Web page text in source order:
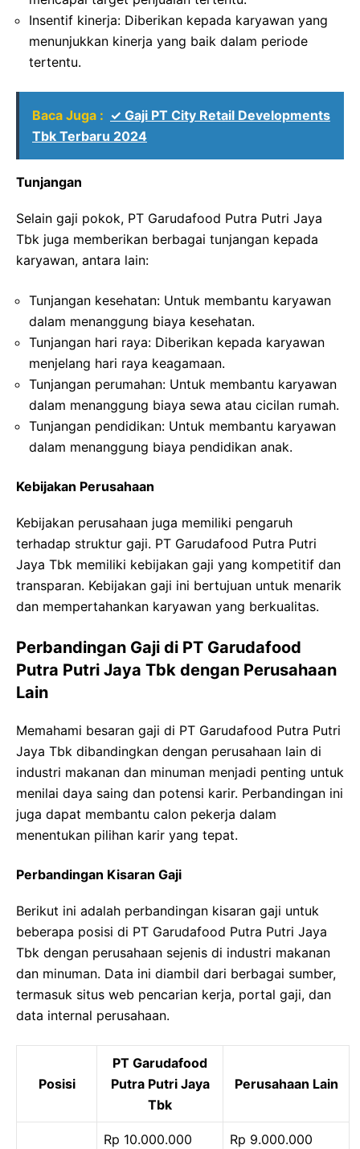
Insentif kinerja: Diberikan kepada karyawan yang
menunjukkan kinerja yang baik dalam periode
tertentu.
Baca Juga : ✓ Gaji PT City Retail Developments
Tbk Terbaru 2024
Tunjangan
Selain gaji pokok, PT Garudafood Putra Putri Jaya
Tbk juga memberikan berbagai tunjangan kepada
karyawan, antara lain:
Tunjangan kesehatan: Untuk membantu karyawan
dalam menanggung biaya kesehatan.
Tunjangan hari raya: Diberikan kepada karyawan
menjelang hari raya keagamaan.
Tunjangan perumahan: Untuk membantu karyawan
dalam menanggung biaya sewa atau cicilan rumah.
Tunjangan pendidikan: Untuk membantu karyawan
dalam menanggung biaya pendidikan anak.
Kebijakan Perusahaan
Kebijakan perusahaan juga memiliki pengaruh
terhadap struktur gaji. PT Garudafood Putra Putri
Jaya Tbk memiliki kebijakan gaji yang kompetitif dan
transparan. Kebijakan gaji ini bertujuan untuk menarik
dan mempertahankan karyawan yang berkualitas.
Perbandingan Gaji di PT Garudafood
Putra Putri Jaya Tbk dengan Perusahaan
Lain
Memahami besaran gaji di PT Garudafood Putra Putri
Jaya Tbk dibandingkan dengan perusahaan lain di
industri makanan dan minuman menjadi penting untuk
menilai daya saing dan potensi karir. Perbandingan ini
juga dapat membantu calon pekerja dalam
menentukan pilihan karir yang tepat.
Perbandingan Kisaran Gaji
Berikut ini adalah perbandingan kisaran gaji untuk
beberapa posisi di PT Garudafood Putra Putri Jaya
Tbk dengan perusahaan sejenis di industri makanan
dan minuman. Data ini diambil dari berbagai sumber,
termasuk situs web pencarian kerja, portal gaji, dan
data internal perusahaan.
Posisi
PT Garudafood
Putra Putri Jaya
Tbk
Perusahaan Lain
Rp 10.000.000 Rp 9.000.000